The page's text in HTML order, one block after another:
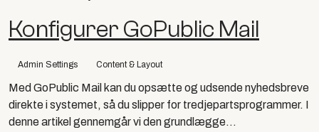
Konfigurer GoPublic Mail
Admin Settings Content & Layout
Med GoPublic Mail kan du opsætte og udsende nyhedsbreve
direkte i systemet, så du slipper for tredjepartsprogrammer. I
denne artikel gennemgår vi den grundlægge...